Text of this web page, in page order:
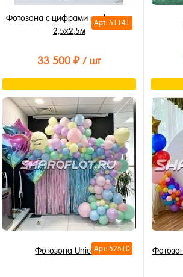
Арт: 51141
Фотозона с цифрами и сферами
2,5х2,5м
33 500 ₽/ шт
В корзину
Купить в 1 клик
В избранное
В наличии
В
В
Арт: 52510
Фотозона Unicorn